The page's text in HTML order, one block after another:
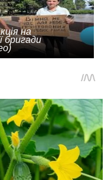
на
бригади